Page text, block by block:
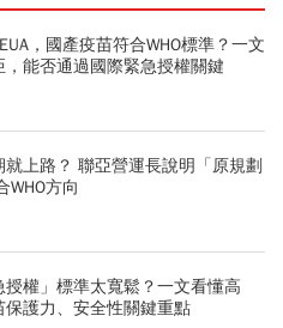
，國產疫苗符合WHO標準？一文
能否通過國際緊急授權關鍵
就上路？ 聯亞營運長說明「原規劃
WHO方向
授權」標準太寬鬆？一文看懂高
護力、安全性關鍵重點